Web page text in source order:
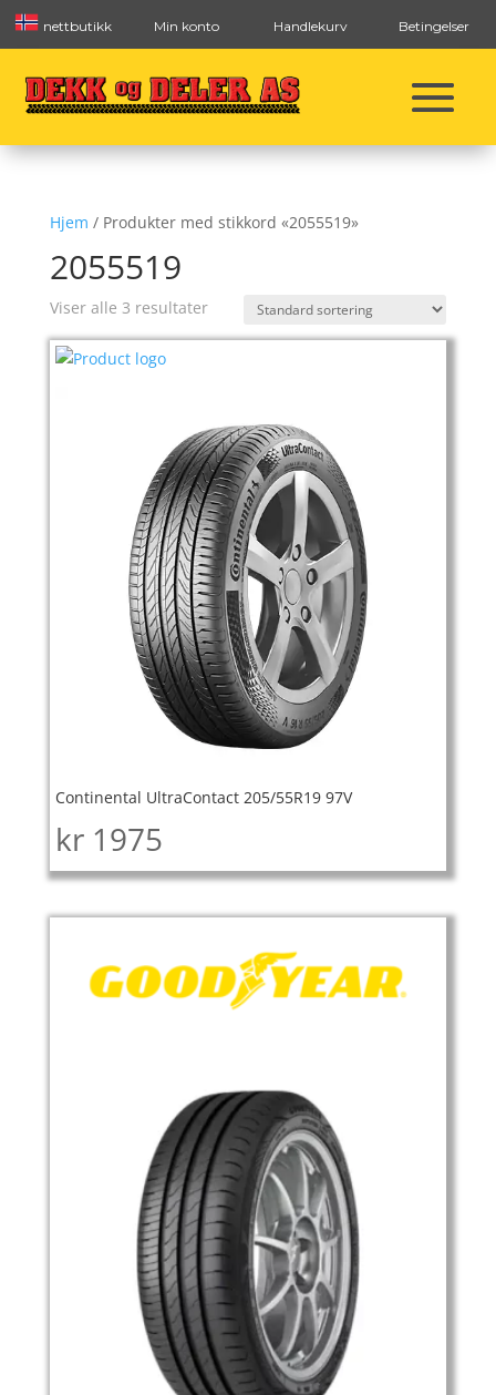
nettbutikk Min konto Handlekurv Betingelser
Hjem / Produkter med stikkord «2055519»
2055519
Viser alle 3 resultater
Continental UltraContact 205/55R19 97V
kr 1975